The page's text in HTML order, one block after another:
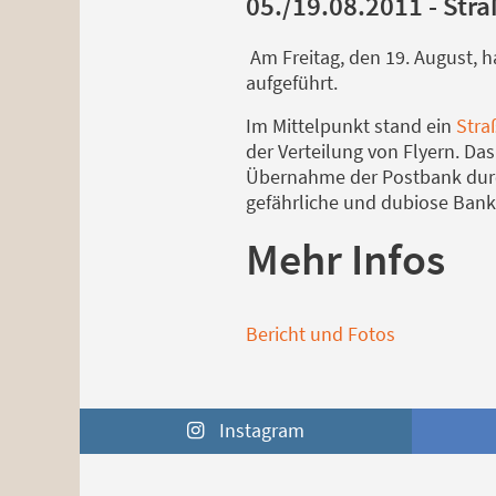
Am Freitag, den 19. August,
aufgeführt.
Im Mittelpunkt stand ein
der Verteilung von Flyern.
Übernahme der Postbank
gefährliche und dubiose
Mehr Infos
Bericht und Fotos
Instagram